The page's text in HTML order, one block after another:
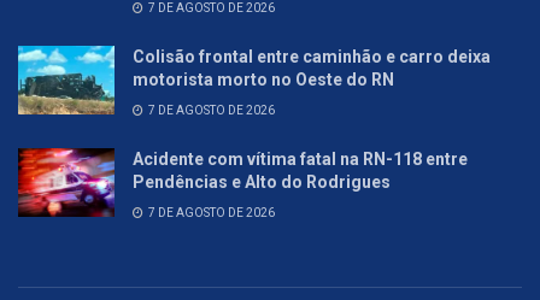
7 DE AGOSTO DE 2026
Colisão frontal entre caminhão e carro deixa
motorista morto no Oeste do RN
7 DE AGOSTO DE 2026
Acidente com vítima fatal na RN-118 entre
Pendências e Alto do Rodrigues
7 DE AGOSTO DE 2026